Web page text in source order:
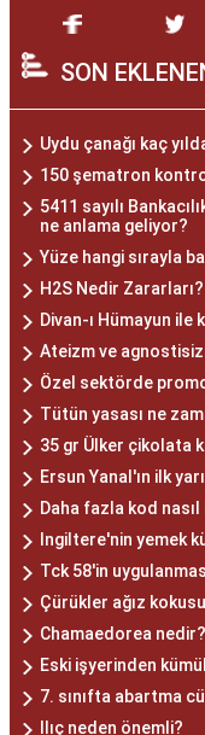
SON
Uydu çanağı kaç
150 şematron
5411 sayılı
ne anlama geliyor?
Yüze hangi sırayla
H2S Nedir Zararları?
Divan-ı Hümayun ile
Ateizm ve
Özel sektörde
Tütün yasası ne
35 gr Ülker çikolata
Ersun Yanal'ın ilk
Daha fazla kod nasıl
Ingiltere'nin yemek
Tck 58'in
Çürükler ağız
Chamaedorea nedir?
Eski işyerinden
7. sınıfta abartma
Ilıç neden önemli?